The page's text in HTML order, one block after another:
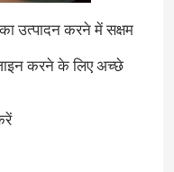
का उत्पादन करने में सक्षम
करने के लिए अच्छे